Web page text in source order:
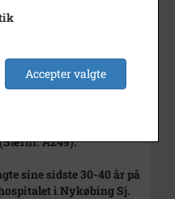
1990/11(Arkibas3).
A249).
sine sidste 30-40 år på
i Nykøbing Sj.
Accepter valgte